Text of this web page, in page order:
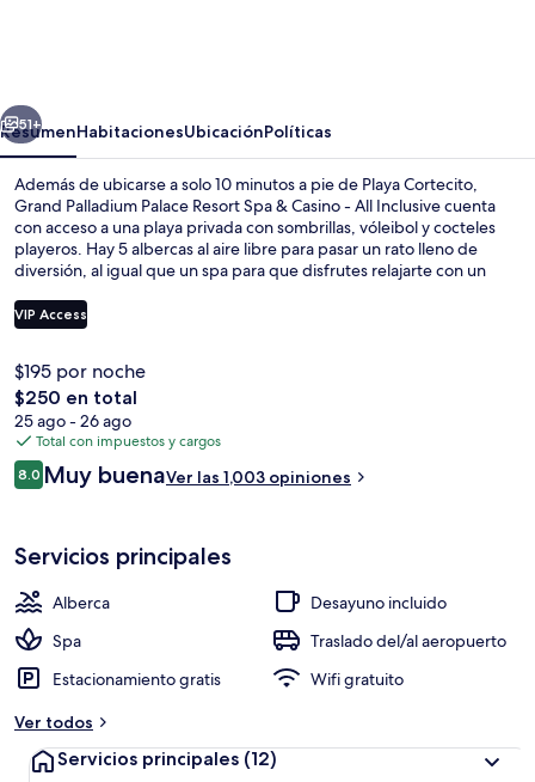
Spa
&
Casino
All
Inclusive
Siguiente
51+
ResumenHabitacionesUbicaciónPolíticas
Además de ubicarse a solo 10 minutos a pie de Playa Cortecito,
Grand Palladium Palace Resort Spa & Casino - All Inclusive cuenta
con acceso a una playa privada con sombrillas, vóleibol y cocteles
playeros. Hay 5 albercas al aire libre para pasar un rato lleno de
diversión, al igual que un spa para que disfrutes relajarte con un
hidroterapia. Uno de sus 7 restaurantes es Bhogali, que sirve cocina
india y está abierto para la cena. Otros servicios y amenidades a
alberca, su casino y su club infantil gratis. Otros visitantes hablan
maravillas de las amenidades y características como el personal
amable.
VIP Access
$195 por noche
El
precio
total
es
de
$250 en total
25 ago - 26 ago
Total con impuestos y cargos
Opiniones
8.08.0 de 10,
Muy buenaVer las 1,003 opiniones
Servicios principales
Alberca
Desayuno incluido
Spa
Traslado del/al aeropuerto
Estacionamiento gratis
Wifi gratuito
Ver todos
Servicios principales (12)